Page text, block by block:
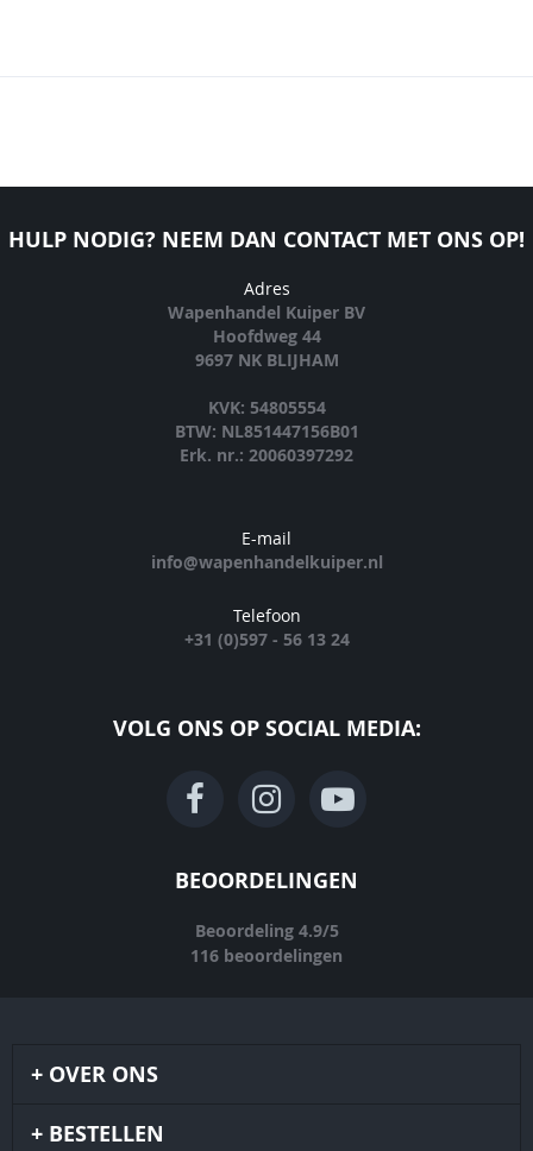
HULP NODIG? NEEM DAN CONTACT MET ONS OP!
Adres
Wapenhandel Kuiper BV
Hoofdweg 44
9697 NK BLIJHAM
KVK: 54805554
BTW: NL851447156B01
Erk. nr.: 20060397292
E-mail
info@wapenhandelkuiper.nl
Telefoon
+31 (0)597 - 56 13 24
VOLG ONS OP SOCIAL MEDIA:
BEOORDELINGEN
Beoordeling 4.9/5
116 beoordelingen
OVER ONS
BESTELLEN